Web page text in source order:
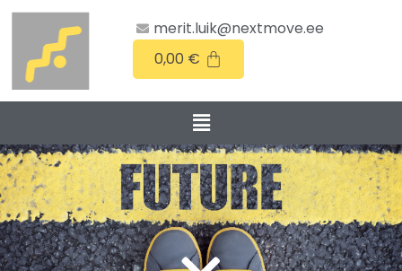
merit.luik@nextmove.ee
0,00 €